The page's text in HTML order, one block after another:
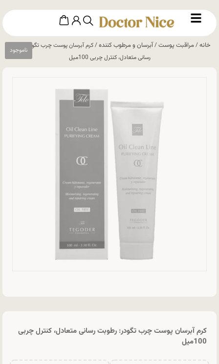
خانه/مراقبت پوست/آبرسان و مرطوب کننده/ کرم آبرسان پوست چرب تگودر: رطوبت
رسانی متعادل، کنترل چربی 100میل
کرم آبرسان پوست چرب تگودر: رطوبت رسانی متعادل، کنترل چربی
100میل